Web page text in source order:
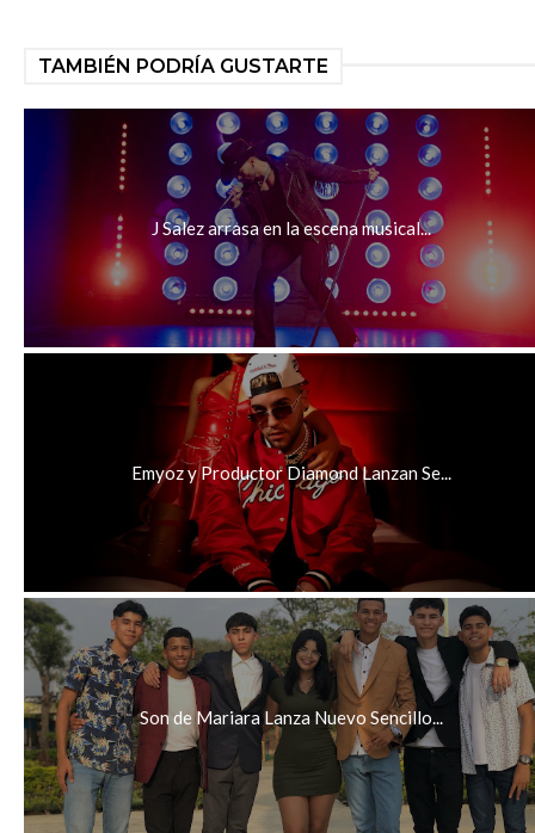
TAMBIÉN PODRÍA GUSTARTE
J Salez arrasa en la escena musical...
Emyoz y Productor Diamond Lanzan Se...
Son de Mariara Lanza Nuevo Sencillo...